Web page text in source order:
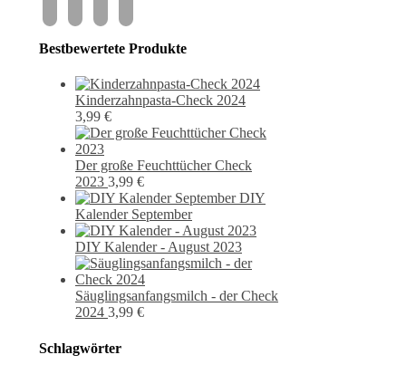
Bestbewertete Produkte
Kinderzahnpasta-Check 2024
3,99 €
Der große Feuchttücher Check
2023 3,99 €
DIY
Kalender September
DIY Kalender - August 2023
Säuglingsanfangsmilch - der Check
2024 3,99 €
Schlagwörter